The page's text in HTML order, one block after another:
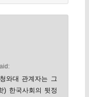
와대 관계자는 그
) 한국사회의 뒷정